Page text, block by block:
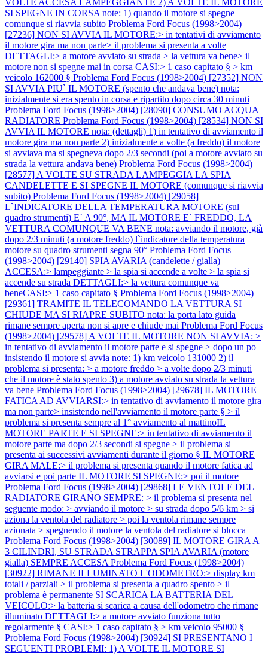
SI SPEGNE IN CORSA note: 1) quando il motore si spegne
comunque si riavvia subito Problema Ford Focus (1998>2004)
[27236] NON SI AVVIA IL MOTORE:> in tentativi di avviamento
il motore gira ma non parte> il problema si presenta a volte
DETTAGLI:> a motore avviato su strada > la vettura va bene> il
motore non si spegne mai in corsa CASI:> 1 caso capitato § > km
veicolo 162000 § Problema Ford Focus (1998>2004) [27352] NON
SI AVVIA PIU` IL MOTORE (spento che andava bene) nota:
inizialmente si era spento in corsa e ripartito dopo circa 30 minuti
Problema Ford Focus (1998>2004) [28090] CONSUMO ACQUA
RADIATORE Problema Ford Focus (1998>2004) [28534] NON SI
AVVIA IL MOTORE nota: (dettagli) 1) in tentativo di avviamento il
motore gira ma non parte 2) inizialmente a volte (a freddo) il motore
si avviava ma si spegneva dopo 2/3 secondi (poi a motore avviato su
strada la vettura andava bene) Problema Ford Focus (1998>2004)
[28577] A VOLTE SU STRADA LAMPEGGIA LA SPIA
CANDELETTE E SI SPEGNE IL MOTORE (comunque si riavvia
subito) Problema Ford Focus (1998>2004) [29058]
L`INDICATORE DELLA TEMPERATURA MOTORE (sul
quadro strumenti) E` A 90°, MA IL MOTORE E` FREDDO, LA
VETTURA COMUNQUE VA BENE nota: avviando il motore, già
dopo 2/3 minuti (a motore freddo) l`indicatore della temperatura
motore su quadro strumenti segna 90° Problema Ford Focus
(1998>2004) [29140] SPIA AVARIA (candelette / gialla)
ACCESA:> lampeggiante > la spia si accende a volte > la spia si
accende su strada DETTAGLI:> la vettura comunque va
beneCASI:> 1 caso capitato § Problema Ford Focus (1998>2004)
[29361] TRAMITE IL TELECOMANDO LA VETTURA SI
CHIUDE MA SI RIAPRE SUBITO nota: la porta lato guida
rimane sempre aperta non si apre e chiude mai Problema Ford Focus
(1998>2004) [29578] A VOLTE IL MOTORE NON SI AVVIA: >
in tentativo di avviamento il motore parte e si spegne > dopo un po
insistendo il motore si avvia note: 1) km veicolo 131000 2) il
problema si presenta: > a motore freddo > a volte dopo 2/3 minuti
che il motore è stato spento 3) a motore avviato su strada la vettura
va bene Problema Ford Focus (1998>2004) [29678] IL MOTORE
FATICA AD AVVIARSI:> in tentativo di avviamento il motore gira
ma non parte> insistendo nell'avviamento il motore parte § > il
problema si presenta sempre al 1° avviamento al mattinoIL
MOTORE PARTE E SI SPEGNE:> in tentativo di avviamento il
motore parte ma dopo 2/3 secondi si spegne > il problema si
presenta ai successivi avviamenti durante il giorno § IL MOTORE
GIRA MALE:> il problema si presenta quando il motore fatica ad
avviarsi e poi parte IL MOTORE SI SPEGNE:> poi il motore
Problema Ford Focus (1998>2004) [29868] LE VENTOLE DEL
RADIATORE GIRANO SEMPRE: > il problema si presenta nel
seguente modo: > avviando il motore > su strada dopo 5/6 km > si
aziona la ventola del radiatore > poi la ventola rimane sempre
azionata > spegnendo il motore la ventola del radiatore si blocca
Problema Ford Focus (1998>2004) [30089] IL MOTORE GIRA A
3 CILINDRI, SU STRADA STRAPPA SPIA AVARIA (motore
gialla) SEMPRE ACCESA Problema Ford Focus (1998>2004)
[30922] RIMANE ILLUMINATO L'ODOMETRO:> display km
totali / parziali > il problema si presenta a quadro spento > il
problema è permanente SI SCARICA LA BATTERIA DEL
VEICOLO:> la batteria si scarica a causa dell'odometro che rimane
illuminato DETTAGLI:> a motore avviato funziona tutto
regolarmente § CASI:> 1 caso capitato § > km veicolo 95000 §
Problema Ford Focus (1998>2004) [30924] SI PRESENTANO I
SEGUENTI PROBLEMI: 1) A VOLTE IL MOTORE SI